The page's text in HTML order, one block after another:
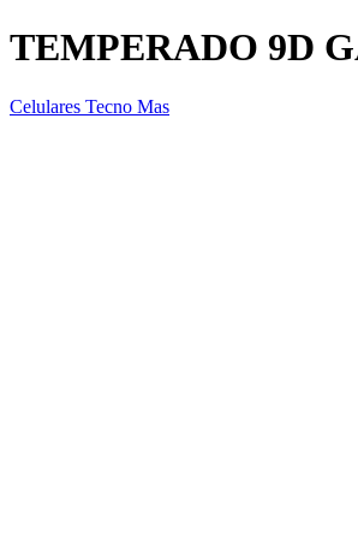
TEMPERADO 9D
Celulares Tecno Mas